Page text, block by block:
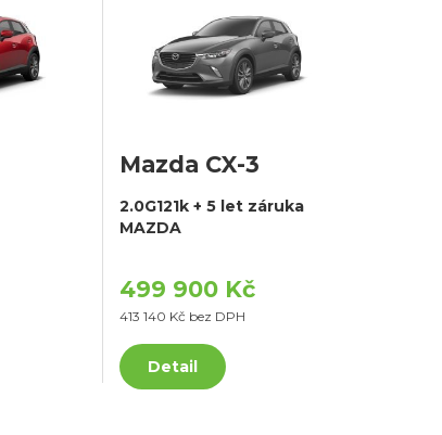
Mazda CX-3
2.0G121k + 5 let záruka
MAZDA
499 900 Kč
413 140 Kč bez DPH
Detail